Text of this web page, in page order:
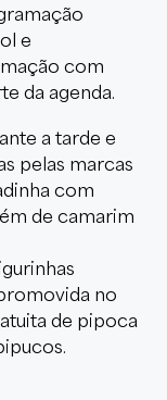
e
com
da agenda.
a tarde e
pelas marcas
com
de camarim
no
de pipoca